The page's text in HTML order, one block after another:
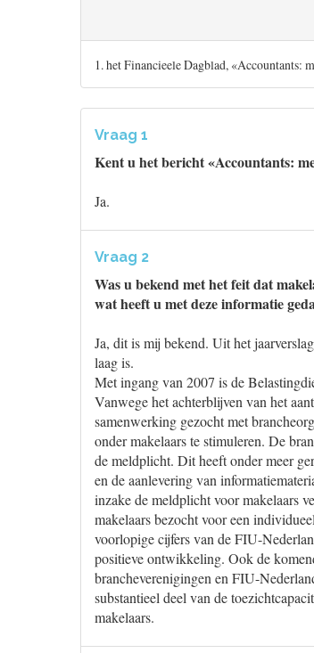
1. het Financieele Dagblad, «Accountants:
Vraag 1
Kent u het bericht «Accountants:
Ja.
Vraag 2
Was u bekend met het feit dat
wat heeft u met deze informatie
Ja, dit is mij bekend. Uit het
laag is.
Met ingang van 2007 is de
Vanwege het achterblijven van het
samenwerking gezocht met
onder makelaars te stimuleren. De
de meldplicht. Dit heeft onder meer
en de aanlevering van
inzake de meldplicht voor makelaars
makelaars bezocht voor een
voorlopige cijfers van de FIU-
positieve ontwikkeling. Ook de
brancheverenigingen en FIU-
substantieel deel van de
makelaars.